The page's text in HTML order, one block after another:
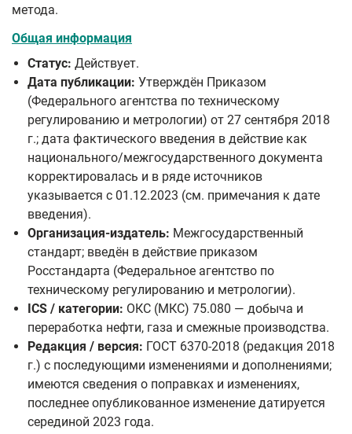
метода.
Общая информация
Статус: Действует.
Дата публикации: Утверждён Приказом
(Федерального агентства по техническому
регулированию и метрологии) от 27 сентября 2018
г.; дата фактического введения в действие как
национального/межгосударственного документа
корректировалась и в ряде источников
указывается с 01.12.2023 (см. примечания к дате
введения).
Организация-издатель: Межгосударственный
стандарт; введён в действие приказом
Росстандарта (Федеральное агентство по
техническому регулированию и метрологии).
ICS / категории: ОКС (МКС) 75.080 — добыча и
переработка нефти, газа и смежные производства.
Редакция / версия: ГОСТ 6370-2018 (редакция 2018
г.) с последующими изменениями и дополнениями;
имеются сведения о поправках и изменениях,
последнее опубликованное изменение датируется
серединой 2023 года.